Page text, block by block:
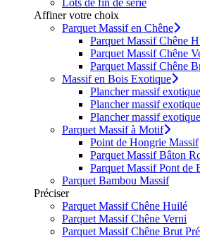
Lots de fin de série
Affiner votre choix
Parquet Massif en Chêne
Parquet Massif Chêne
Parquet Massif Chêne
Parquet Massif Chêne
Massif en Bois Exotique
Plancher massif
Plancher massif
Plancher massif
Parquet Massif à Motif
Point de Hongrie Massif
Parquet Massif Bâton
Parquet Massif Pont de
Parquet Bambou Massif
Préciser
Parquet Massif Chêne Huilé
Parquet Massif Chêne Verni
Parquet Massif Chêne Brut